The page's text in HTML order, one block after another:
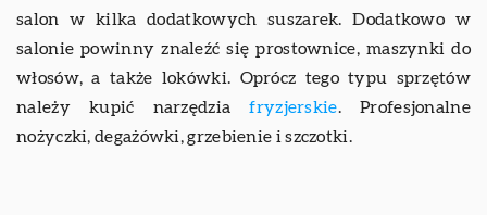
salon w kilka dodatkowych suszarek. Dodatkowo w
salonie powinny znaleźć się prostownice, maszynki do
włosów, a także lokówki. Oprócz tego typu sprzętów
należy kupić narzędziafryzjerskie. Profesjonalne
nożyczki, degażówki, grzebienie i szczotki.